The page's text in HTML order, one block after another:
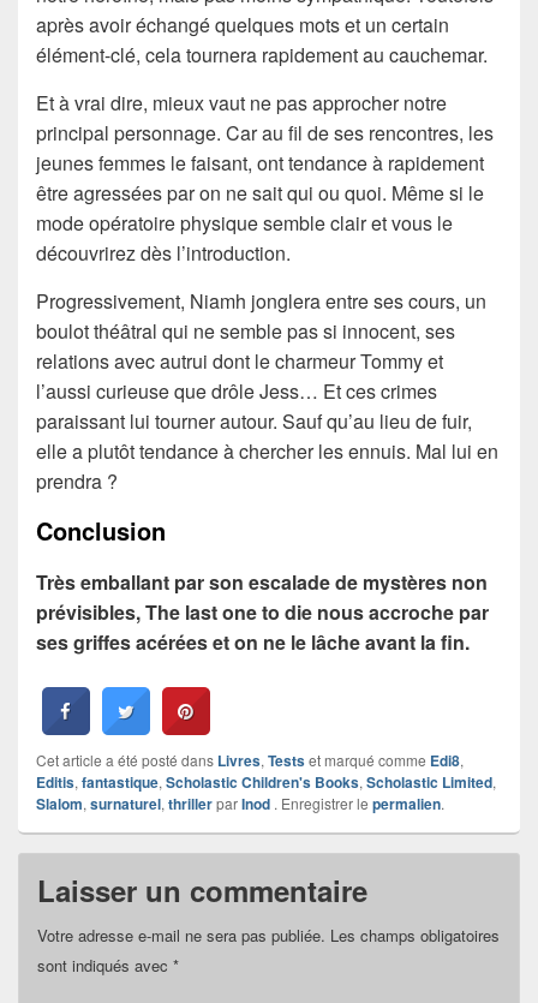
après avoir échangé quelques mots et un certain
élément-clé, cela tournera rapidement au cauchemar.
Et à vrai dire, mieux vaut ne pas approcher notre
principal personnage. Car au fil de ses rencontres, les
jeunes femmes le faisant, ont tendance à rapidement
être agressées par on ne sait qui ou quoi. Même si le
mode opératoire physique semble clair et vous le
découvrirez dès l’introduction.
Progressivement, Niamh jonglera entre ses cours, un
boulot théâtral qui ne semble pas si innocent, ses
relations avec autrui dont le charmeur Tommy et
l’aussi curieuse que drôle Jess… Et ces crimes
paraissant lui tourner autour. Sauf qu’au lieu de fuir,
elle a plutôt tendance à chercher les ennuis. Mal lui en
prendra ?
Conclusion
Très emballant par son escalade de mystères non
prévisibles, The last one to die nous accroche par
ses griffes acérées et on ne le lâche avant la fin.
Cet article a été posté dans Livres, Testset marqué comme Edi8,
Editis, fantastique, Scholastic Children's Books, Scholastic Limited,
Slalom, surnaturel, thrillerparInod . Enregistrer le permalien.
Laisser un commentaire
Votre adresse e-mail ne sera pas publiée. Les champs obligatoires
sont indiqués avec *